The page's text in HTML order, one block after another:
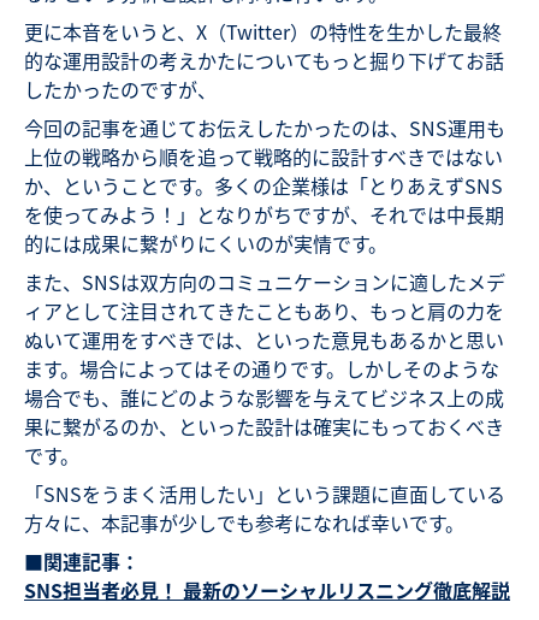
更に本音をいうと、X（Twitter）の特性を生かした最終
的な運用設計の考えかたについてもっと掘り下げてお話
したかったのですが、
今回の記事を通じてお伝えしたかったのは、SNS運用も
上位の戦略から順を追って戦略的に設計すべきではない
か、ということです。多くの企業様は「とりあえずSNS
を使ってみよう！」となりがちですが、それでは中長期
的には成果に繋がりにくいのが実情です。
また、SNSは双方向のコミュニケーションに適したメデ
ィアとして注目されてきたこともあり、もっと肩の力を
ぬいて運用をすべきでは、といった意見もあるかと思い
ます。場合によってはその通りです。しかしそのような
場合でも、誰にどのような影響を与えてビジネス上の成
果に繋がるのか、といった設計は確実にもっておくべき
です。
「SNSをうまく活用したい」という課題に直面している
方々に、本記事が少しでも参考になれば幸いです。
■関連記事：
SNS担当者必見！ 最新のソーシャルリスニング徹底解説